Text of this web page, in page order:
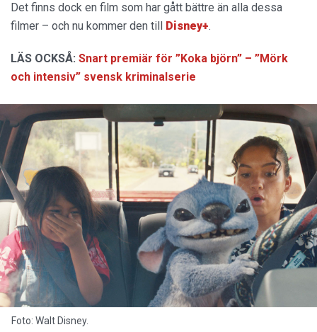
Det finns dock en film som har gått bättre än alla dessa
filmer – och nu kommer den till Disney+.
LÄS OCKSÅ: Snart premiär för ”Koka björn” – ”Mörk
och intensiv” svensk kriminalserie
Foto: Walt Disney.